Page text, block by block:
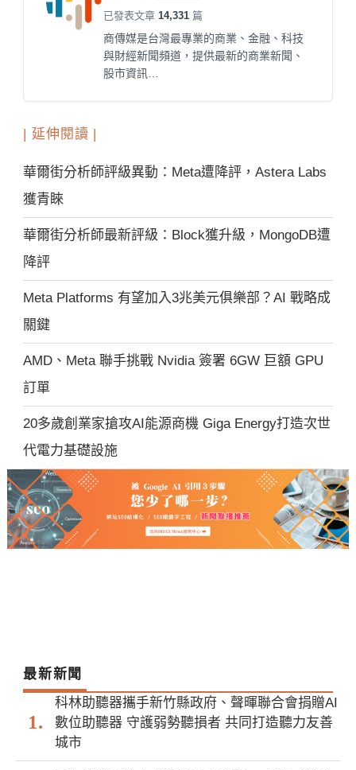
已發表文章14,331 篇
商傳媒是台灣最專業的商業、金融、科技
與財經新聞頻道，提供最新的商業新聞、
股市資訊…
| 延伸閱讀 |
華爾街分析師評級異動：Meta遭降評，Astera Labs
獲青睞
華爾街分析師最新評級：Block獲升級，MongoDB遭
降評
Meta Platforms 有望加入3兆美元俱樂部？AI 戰略成
關鍵
AMD、Meta 聯手挑戰 Nvidia 簽署 6GW 巨額 GPU
訂單
20多歲創業家搶攻AI能源商機 Giga Energy打造次世
代電力基礎設施
最新新聞
科林助聽器攜手新竹縣政府、聲暉聯合會捐贈AI
數位助聽器 守護弱勢聽損者 共同打造聽力友善
城市